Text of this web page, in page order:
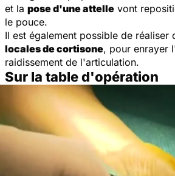
et la pose d'une attelle vont
le pouce.
Il est également possible de réaliser
locales de cortisone, pour enrayer
raidissement de l'articulation.
Sur la table d'opération